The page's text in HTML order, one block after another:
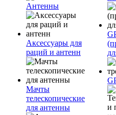
Антенны
Аксессуары для
раций и антенн
Мачты
телескопические
для антенны